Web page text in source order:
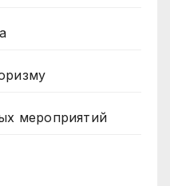
мероприятий